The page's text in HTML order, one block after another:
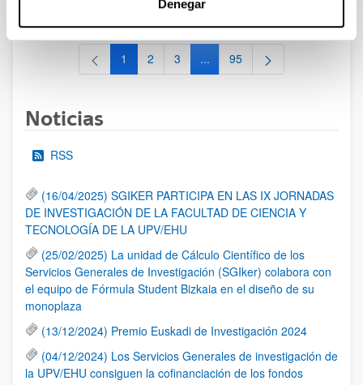
Denegar
al 30/07/2026 (ambos incluídos)
Página
1 Página
2 Página
3 ...Páginas intermedias Use TAB
Página
95
Noticias
RSS
(16/04/2025) SGIKER PARTICIPA EN LAS IX JORNADAS
DE INVESTIGACIÓN DE LA FACULTAD DE CIENCIA Y
TECNOLOGÍA DE LA UPV/EHU
(25/02/2025) La unidad de Cálculo Científico de los
Servicios Generales de Investigación (SGIker) colabora con
el equipo de Fórmula Student Bizkaia en el diseño de su
monoplaza
(13/12/2024) Premio Euskadi de Investigación 2024
(04/12/2024) Los Servicios Generales de investigación de
la UPV/EHU consiguen la cofinanciación de los fondos